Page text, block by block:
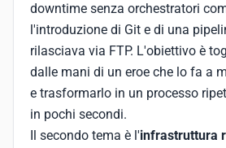
downtime senza orchestratori
l'introduzione di Git e di una
rilasciava via FTP. L'obiettivo è
dalle mani di un eroe che lo fa a
e trasformarlo in un processo
in pochi secondi.
Il secondo tema è l'infrastruttura